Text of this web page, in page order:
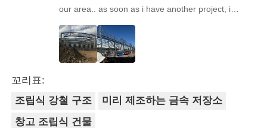
our area.. as soon as i have another project, i& #
39;ll come back to you. Looking forward to the
next cooperation!
꼬리표:
조립식 강철 구조
미리 제조하는 금속 저장소
창고 조립식 건물